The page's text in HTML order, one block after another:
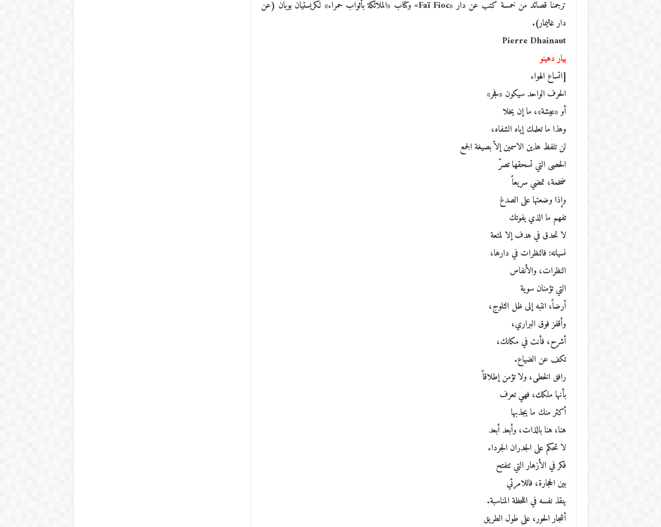
ترجمنا قصائد من خمسة كتب عن دار «Faï Fioc» وكتاب «الملائكة بأثواب حمراء» لكريستيان بوبان (عن
دار غاليمار).
Pierre Dhainaut
بيار دهينو
[اتساع الهواء
الحرف الواحد سيكون «فجر»
أو «عيشة»، ما إن يخلا
وهذا ما تعلمك إياه الشفاه،
لن تلفظ هذين الاسمين إلاّ بصيغة الجمع
الحصى التي تسحقها تصرّ
ضخمة، تمضي سريعاً
وإذا وضعتها على الصدغ
تفهم ما الذي يفوتك
لا تحدق في هدف إلا لمتعة
نسيانه: فالنظرات في دارها،
النظرات، والأنفاس
التي تؤمنان سوية
أرضاً، انتبه إلى ظل الثلوج،
وأقفز فوق البراري،
أشرح، فأنت في مكانك،
تكف عن الضياع.
رافق الخطى، ولا تؤمن إطلاقاً
بأنها ملكك، فهي تعرف
أكثر منك ما يجذبها
هنا، هنا بالذات، وأبعد أبعد
لا تحكم على الجدران الجرداء
فكر في الأزهار التي تتفتح
بين الحجارة، فاللامرئي
ينقذ نفسه في اللحظة المناسبة.
أشجار الحور، على طول الطريق